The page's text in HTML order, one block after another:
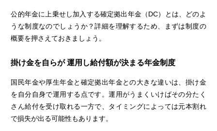
公的年金に上乗せし加入する確定拠出年金（DC）とは、どのよ
うな制度なのでしょうか？詳細を理解するため、まずは制度の
概要を押さえておきましょう。
掛け金を自らが 運用し給付額が決まる年金制度
国民年金や厚生年金と確定拠出年金との大きな違いは、掛け金
を自分自身で運用する点です。運用がうまくいけばその分たく
さん給付を受け取れる一方で、タイミングによっては元本割れ
で損失が出る可能性もあります。